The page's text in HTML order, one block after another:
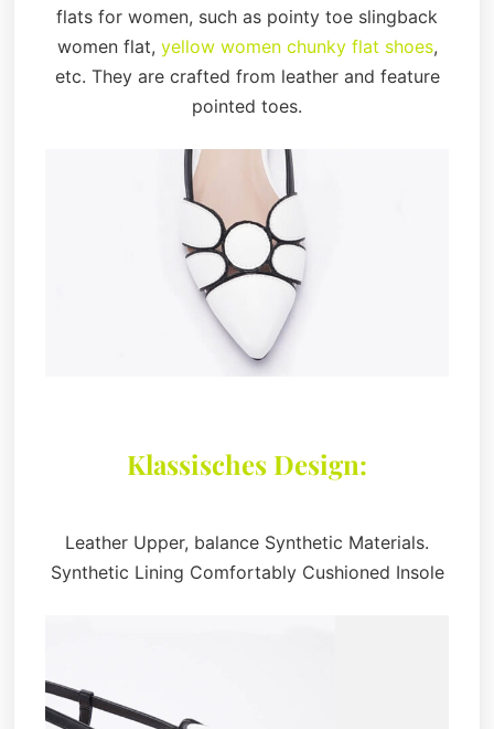
flats for women, such as pointy toe slingback
women flat, yellow women chunky flat shoes,
etc. They are crafted from leather and feature
pointed toes.
Klassisches Design:
Leather Upper, balance Synthetic Materials.
Synthetic Lining Comfortably Cushioned Insole